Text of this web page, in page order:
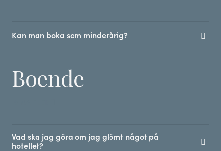
Kan man boka som minderårig?
Boende
Vad ska jag göra om jag glömt något på
hotellet?